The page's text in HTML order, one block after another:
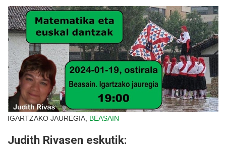
IGARTZAKO JAUREGIA, BEASAIN
Judith Rivasen eskutik: